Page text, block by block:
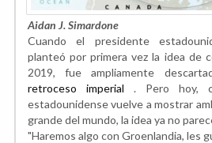
Aidan J. Simardone
Cuando el presidente
planteó por primera vez la idea de
2019, fue ampliamente
retroceso imperial . Pero hoy,
estadounidense vuelve a mostrar
grande del mundo, la idea ya no
"Haremos algo con Groenlandia, les